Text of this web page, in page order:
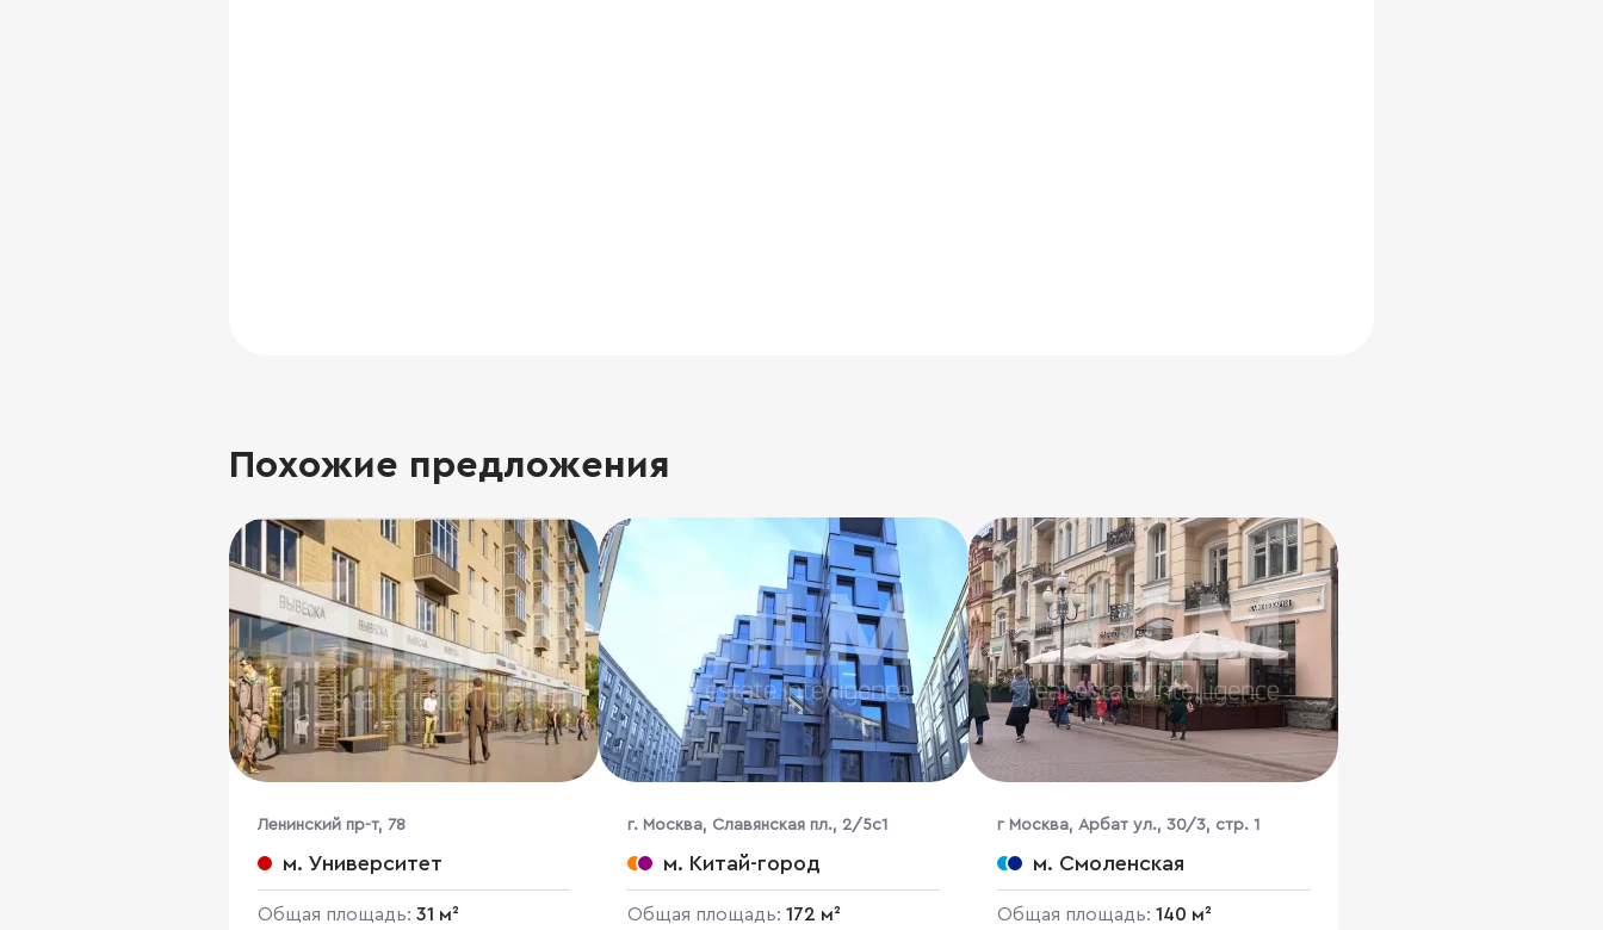
Похожие предложения
Ленинский пр-т, 78
м. Университет
Общая площадь: 31 м²
г. Москва, Славянская пл., 2/5с1
м. Китай-город
Общая площадь: 172 м²
г Москва, Арбат ул., 30/3, стр. 1
м. Смоленская
Общая площадь: 140 м²